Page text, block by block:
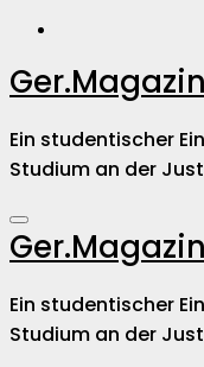
Zum
springen
Ger.Magazin
Ein studentischer
Studium an der
Ger.Magazin
Ein studentischer
Studium an der